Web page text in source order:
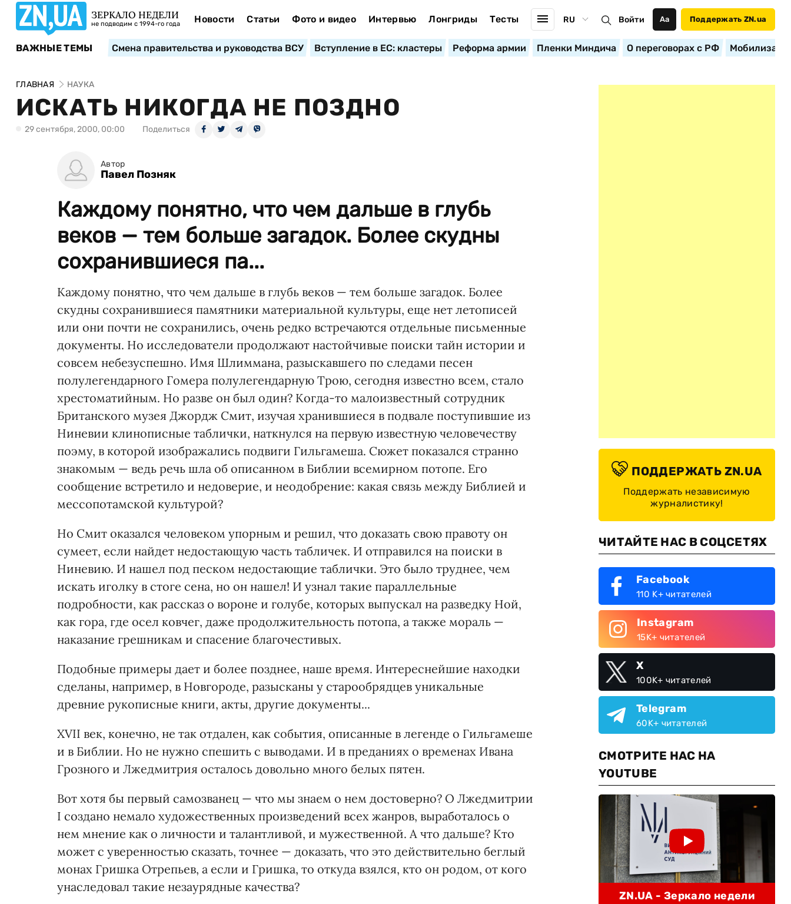
ЗЕРКАЛО НЕДЕЛИ
не подводим с 1994-го года Новости Статьи Фото и видео Интервью Лонгриды Тесты RU Войти Аа Поддержать ZN.ua
ВАЖНЫЕ ТЕМЫ Смена правительства и руководства ВСУ Вступление в ЕС: кластеры Реформа армии Пленки Миндича О переговорах с РФ
ГЛАВНАЯ НАУКА
ИСКАТЬ НИКОГДА НЕ ПОЗДНО
29 сентября, 2000, 00:00 Поделиться
Автор
Павел Позняк
Каждому понятно, что чем дальше в глубь
веков — тем больше загадок. Более скудны
сохранившиеся па...
Каждому понятно, что чем дальше в глубь веков — тем больше загадок. Более
скудны сохранившиеся памятники материальной культуры, еще нет летописей
или они почти не сохранились, очень редко встречаются отдельные письменные
документы. Но исследователи продолжают настойчивые поиски тайн истории и
совсем небезуспешно. Имя Шлиммана, разыскавшего по следами песен
полулегендарного Гомера полулегендарную Трою, сегодня известно всем, стало
хрестоматийным. Но разве он был один? Когда-то малоизвестный сотрудник
Британского музея Джордж Смит, изучая хранившиеся в подвале поступившие из
Ниневии клинописные таблички, наткнулся на первую известную человечеству
поэму, в которой изображались подвиги Гильгамеша. Сюжет показался странно
знакомым — ведь речь шла об описанном в Библии всемирном потопе. Его
сообщение встретило и недоверие, и неодобрение: какая связь между Библией и
мессопотамской культурой?
Но Смит оказался человеком упорным и решил, что доказать свою правоту он
сумеет, если найдет недостающую часть табличек. И отправился на поиски в
Ниневию. И нашел под песком недостающие таблички. Это было труднее, чем
искать иголку в стоге сена, но он нашел! И узнал такие параллельные
подробности, как рассказ о вороне и голубе, которых выпускал на разведку Ной,
как гора, где осел ковчег, даже продолжительность потопа, а также мораль —
наказание грешникам и спасение благочестивых.
Подобные примеры дает и более позднее, наше время. Интереснейшие находки
сделаны, например, в Новгороде, разысканы у старообрядцев уникальные
древние рукописные книги, акты, другие документы...
XVII век, конечно, не так отдален, как события, описанные в легенде о Гильгамеше
и в Библии. Но не нужно спешить с выводами. И в преданиях о временах Ивана
Грозного и Лжедмитрия осталось довольно много белых пятен.
Вот хотя бы первый самозванец — что мы знаем о нем достоверно? О Лжедмитрии
I создано немало художественных произведений всех жанров, выработалось о
нем мнение как о личности и талантливой, и мужественной. А что дальше? Кто
может с уверенностью сказать, точнее — доказать, что это действительно беглый
монах Гришка Отрепьев, а если и Гришка, то откуда взялся, кто он родом, от кого
унаследовал такие незаурядные качества?
ПОДДЕРЖАТЬ ZN.UA
Поддержать независимую
журналистику!
ЧИТАЙТЕ НАС В СОЦСЕТЯХ
Facebook
110 K+ читателей
Instagram
15K+ читателей
X
100K+ читателей
Telegram
60K+ читателей
СМОТРИТЕ НАС НА
YOUTUBE
ZN.UA - Зеркало недели